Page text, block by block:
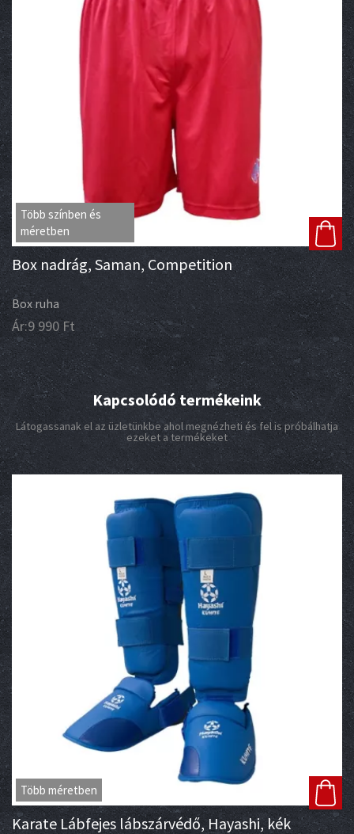
Több színben és
méretben
Box nadrág, Saman, Competition
Box ruha
Ár:9 990 Ft
Kapcsolódó termékeink
Látogassanak el az üzletünkbe ahol megnézheti és fel is próbálhatja
ezeket a termékeket
Több méretben
Karate Lábfejes lábszárvédő, Hayashi, kék